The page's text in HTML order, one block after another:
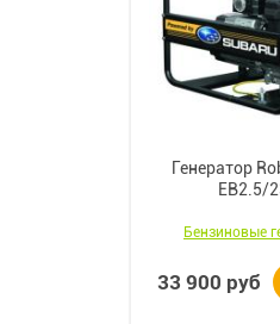
Генератор
EB2.5/
Бензиновые
33 900 руб